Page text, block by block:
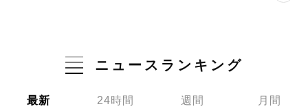
ニュースランキング
最新 24時間 週間 月間